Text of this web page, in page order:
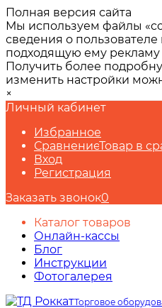
Полная версия сайта
Мы используем файлы
сведения о пользователе
подходящую ему
Получить более
изменить настройки
×
Личный кабинет
Избранное
СравнениеТовар в
Вход
Регистрация
Заказать звонок0
Каталог товаров
Онлайн-кассы
Блог
Инструкции
Фотогалерея
Торговое